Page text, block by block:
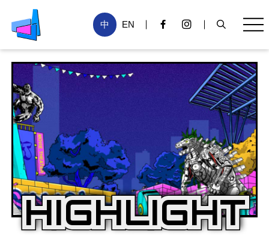
回到首頁
中 EN Facebook粉絲專頁(另開
Instagram粉絲專頁(
搜尋 手
HIGHLIGHT